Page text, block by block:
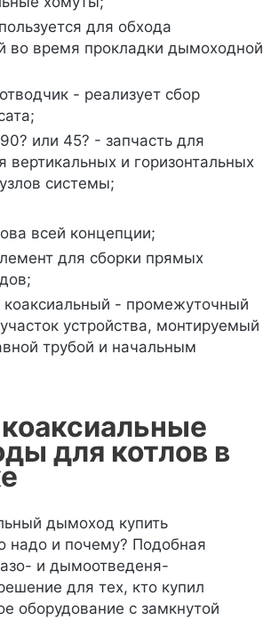
для обхода
во время прокладки дымоходной
- реализует сбор
или 45? - запчасть для
вертикальных и горизонтальных
системы;
всей концепции;
для сборки прямых
коаксиальный - промежуточный
устройства, монтируемый
трубой и начальным
для котлов в
дымоход купить
надо и почему? Подобная
и дымоотведеня-
для тех, кто купил
оборудование с замкнутой